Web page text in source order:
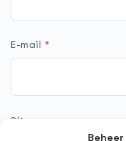
E-mail *
Site